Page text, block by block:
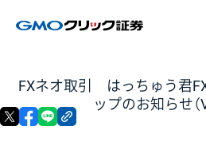
FXネオ取引 はっちゅう君
ップのお知らせ（
X facebook